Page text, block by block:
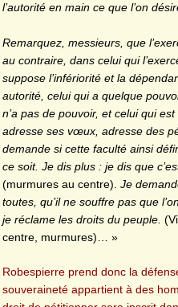
l’autorité en main ce que l’on
Remarquez, messieurs, que
au contraire, dans celui qui
suppose l’infériorité et la
autorité, celui qui a quelque
n’a pas de pouvoir, et celui qui
adresse ses vœux, adresse des
demande si cette faculté ainsi
ce soit. Je dis plus : je dis que
(murmures au centre). Je
toutes, qu’il ne souffre pas que
je réclame les droits du peuple.
centre, murmures)… »
Robespierre prend donc la
souveraineté appartient à des